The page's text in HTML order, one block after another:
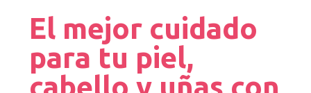
El mejor cuidado
para tu piel,
cabello y uñas con